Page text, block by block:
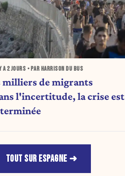
A2 JOURS • PAR HARRISON DU BUS
milliers de migrants
l'incertitude, la crise est
TOUT SUR ESPAGNE